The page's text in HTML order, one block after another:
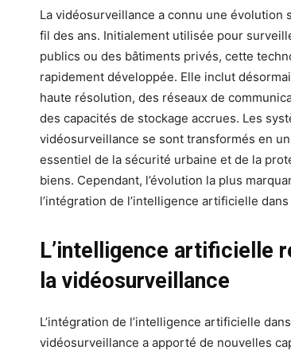
La vidéosurveillance a connu une évolution
fil des ans. Initialement utilisée pour
publics ou des bâtiments privés, cette
rapidement développée. Elle inclut
haute résolution, des réseaux de
des capacités de stockage accrues. Les
vidéosurveillance se sont transformés en
essentiel de la sécurité urbaine et de la
biens. Cependant, l’évolution la plus
l’intégration de l’intelligence artificielle
L’intelligence artificielle
la vidéosurveillance
L’intégration de l’intelligence artificielle
vidéosurveillance a apporté de nouvelles